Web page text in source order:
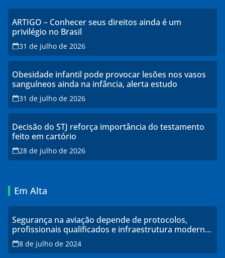
ARTIGO – Conhecer seus direitos ainda é um
privilégio no Brasil
31 de julho de 2026
Obesidade infantil pode provocar lesões nos vasos
sanguíneos ainda na infância, alerta estudo
31 de julho de 2026
Decisão do STJ reforça importância do testamento
feito em cartório
28 de julho de 2026
Em Alta
Segurança na aviação depende de protocolos,
profissionais qualificados e infraestrutura moderna,
explicam especialistas
8 de julho de 2024